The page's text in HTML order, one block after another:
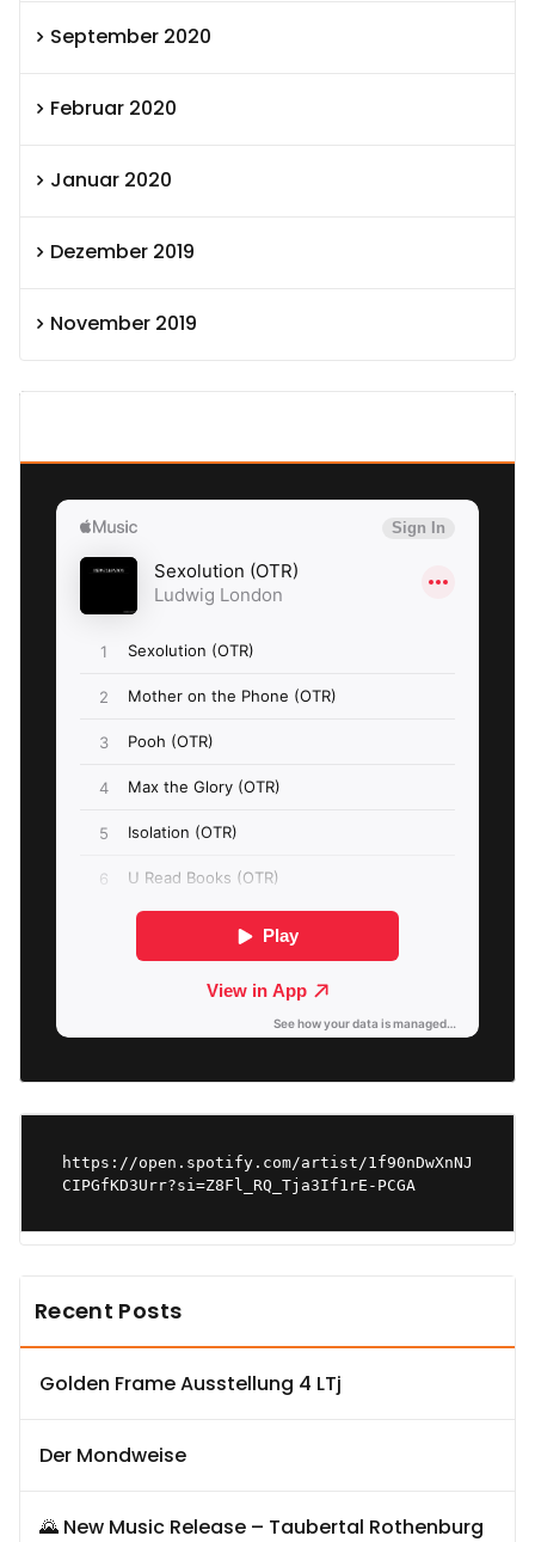
September 2020
Februar 2020
Januar 2020
Dezember 2019
November 2019
https://open.spotify.com/artist/1f90nDwXnNJ
CIPGfKD3Urr?si=Z8Fl_RQ_Tja3If1rE-PCGA
Recent Posts
Golden Frame Ausstellung 4 LTj
Der Mondweise
🌄 New Music Release – Taubertal Rothenburg